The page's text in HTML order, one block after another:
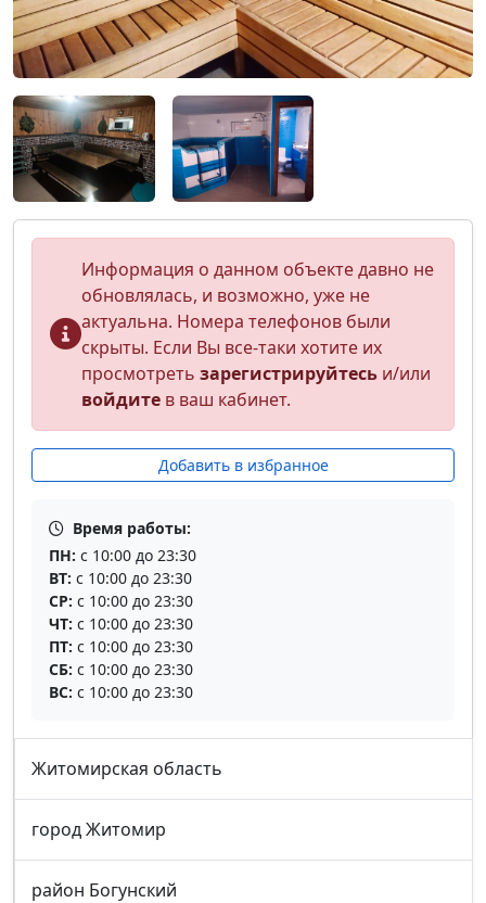
Информация о данном объекте давно не
обновлялась, и возможно, уже не
актуальна. Номера телефонов были
скрыты. Если Вы все-таки хотите их
просмотреть зарегистрируйтесь и/или
войдите в ваш кабинет.
Добавить в избранное
Время работы:
ПН: с 10:00 до 23:30
ВТ: с 10:00 до 23:30
СР: с 10:00 до 23:30
ЧТ: с 10:00 до 23:30
ПТ: с 10:00 до 23:30
СБ: с 10:00 до 23:30
ВС: с 10:00 до 23:30
Житомирская область
город Житомир
район Богунский